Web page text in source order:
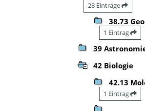
28 Einträge
38.73
1 Eintrag
39
42 Biologie
42.13
1 Eintrag